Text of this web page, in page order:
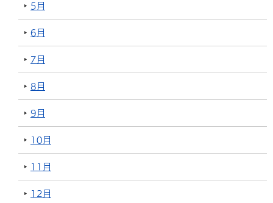
5月
6月
7月
8月
9月
10月
11月
12月